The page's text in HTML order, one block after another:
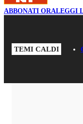
ABBONATI ORALEGGI
TEMI CALDI